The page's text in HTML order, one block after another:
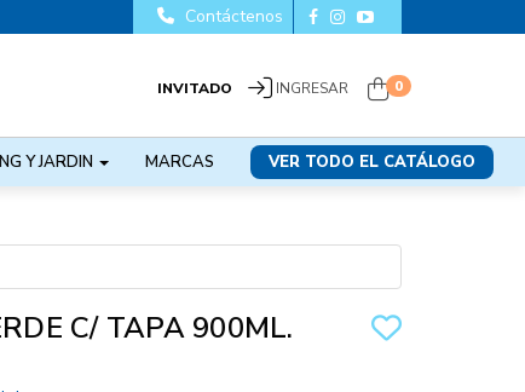
INVITADO INGRESAR 0
Y JARDIN MARCAS VER TODO EL CATÁLOGO
Contáctenos
C/ TAPA 900ML.